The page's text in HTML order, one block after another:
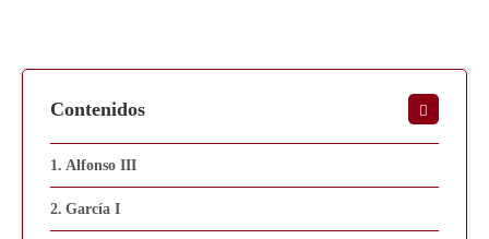
Contenidos
Alfonso III
García I